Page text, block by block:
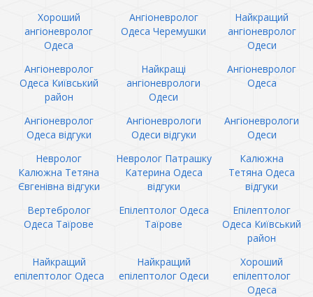
Хороший
ангіоневролог
Одеса
Ангіоневролог
Одеса Черемушки
Найкращий
ангіоневролог
Одеси
Ангіоневролог
Одеса Київський
район
Найкращі
ангіоневрологи
Одеси
Ангіоневролог
Одеса
Ангіоневролог
Одеса відгуки
Ангіоневрологи
Одеси відгуки
Ангіоневрологи
Одеси
Невролог
Калюжна Тетяна
Євгенівна відгуки
Невролог Патрашку
Катерина Одеса
відгуки
Калюжна
Тетяна Одеса
відгуки
Вертебролог
Одеса Таїрове
Епілептолог Одеса
Таїрове
Епілептолог
Одеса Київський
район
Найкращий
епілептолог Одеса
Найкращий
епілептолог Одеси
Хороший
епілептолог
Одеса